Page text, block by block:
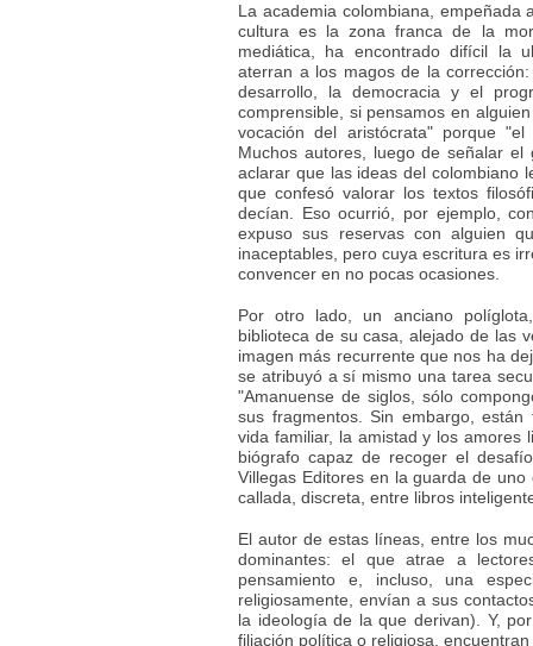
La academia colombiana,
cultura es la zona franca de la
mediática, ha encontrado difícil la
aterran a los magos de la
desarrollo, la democracia y el
comprensible, si pensamos en
vocación del aristócrata" porque
Muchos autores, luego de señalar
aclarar que las ideas del colombiano
que confesó valorar los textos
decían. Eso ocurrió, por ejemplo,
expuso sus reservas con alguien
inaceptables, pero cuya escritura es
convencer en no pocas ocasiones.
Por otro lado, un anciano
biblioteca de su casa, alejado de las
imagen más recurrente que nos ha
se atribuyó a sí mismo una tarea
"Amanuense de siglos, sólo
sus fragmentos. Sin embargo,
vida familiar, la amistad y los amores
biógrafo capaz de recoger el
Villegas Editores en la guarda de
callada, discreta, entre libros
El autor de estas líneas, entre los
dominantes: el que atrae a
pensamiento e, incluso, una
religiosamente, envían a sus
la ideología de la que derivan). Y,
filiación política o religiosa,